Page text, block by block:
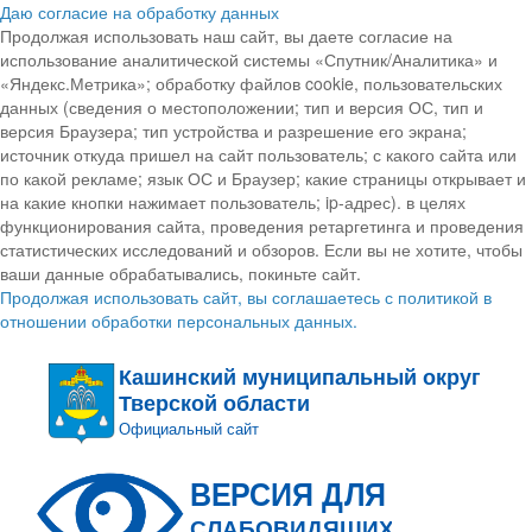
Даю согласие на обработку данных
Продолжая использовать наш сайт, вы даете согласие на
использование аналитической системы «Спутник/Аналитика» и
«Яндекс.Метрика»; обработку файлов cookie, пользовательских
данных (сведения о местоположении; тип и версия ОС, тип и
версия Браузера; тип устройства и разрешение его экрана;
источник откуда пришел на сайт пользователь; с какого сайта или
по какой рекламе; язык ОС и Браузер; какие страницы открывает и
на какие кнопки нажимает пользователь; ip-адрес). в целях
функционирования сайта, проведения ретаргетинга и проведения
статистических исследований и обзоров. Если вы не хотите, чтобы
ваши данные обрабатывались, покиньте сайт.
Продолжая использовать сайт, вы соглашаетесь с политикой в
отношении обработки персональных данных.